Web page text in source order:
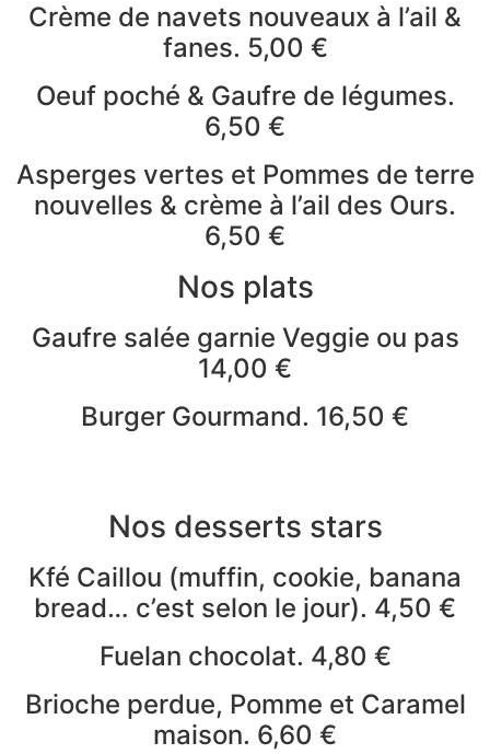
Crème de navets nouveaux à l’ail &
fanes. 5,00 €
Oeuf poché & Gaufre de légumes.
6,50 €
Asperges vertes et Pommes de terre
nouvelles & crème à l’ail des Ours.
6,50 €
Nos plats
Gaufre salée garnie Veggie ou pas
14,00 €
Burger Gourmand. 16,50 €
Nos desserts stars
Kfé Caillou (muffin, cookie, banana
bread… c’est selon le jour). 4,50 €
Fuelan chocolat. 4,80 €
Brioche perdue, Pomme et Caramel
maison. 6,60 €